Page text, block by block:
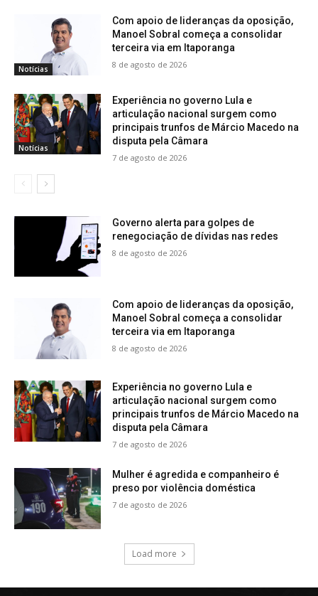
Notícias
Com apoio de lideranças da oposição,
Manoel Sobral começa a consolidar
terceira via em Itaporanga
8 de agosto de 2026
Notícias
Experiência no governo Lula e
articulação nacional surgem como
principais trunfos de Márcio Macedo na
disputa pela Câmara
7 de agosto de 2026
Governo alerta para golpes de
renegociação de dívidas nas redes
8 de agosto de 2026
Com apoio de lideranças da oposição,
Manoel Sobral começa a consolidar
terceira via em Itaporanga
8 de agosto de 2026
Experiência no governo Lula e
articulação nacional surgem como
principais trunfos de Márcio Macedo na
disputa pela Câmara
7 de agosto de 2026
Mulher é agredida e companheiro é
preso por violência doméstica
7 de agosto de 2026
Load more